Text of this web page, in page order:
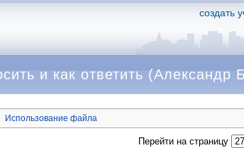
создать
и как ответить (Александр
Использование файла
Перейти на страницу